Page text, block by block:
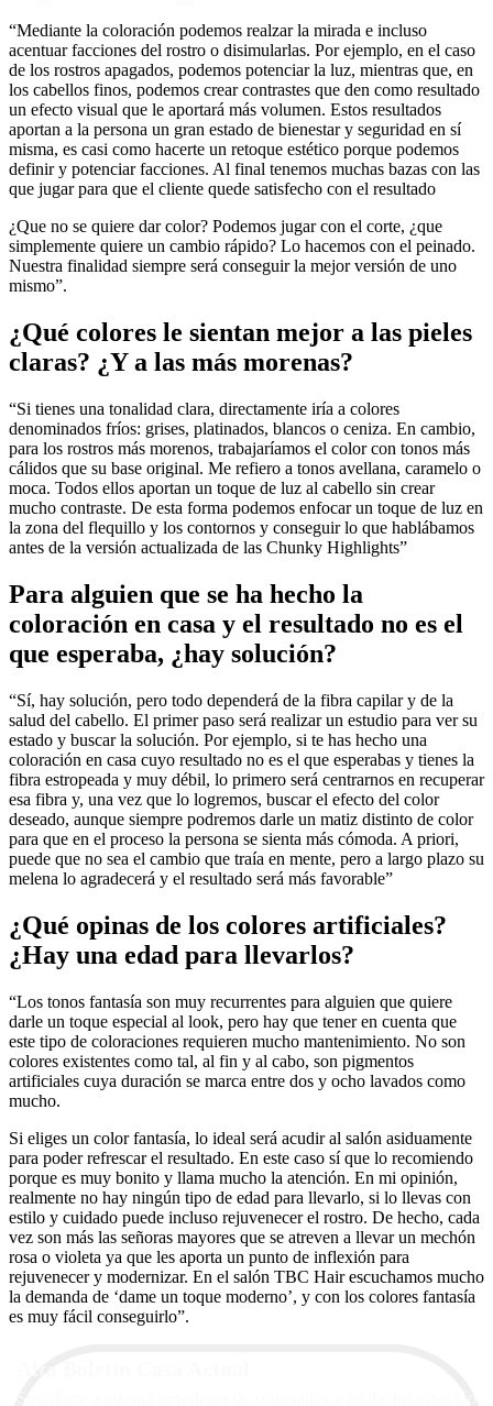
“Mediante la coloración podemos realzar la mirada e incluso
acentuar facciones del rostro o disimularlas. Por ejemplo, en el caso
de los rostros apagados, podemos potenciar la luz, mientras que, en
los cabellos finos, podemos crear contrastes que den como resultado
un efecto visual que le aportará más volumen. Estos resultados
aportan a la persona un gran estado de bienestar y seguridad en sí
misma, es casi como hacerte un retoque estético porque podemos
definir y potenciar facciones. Al final tenemos muchas bazas con las
que jugar para que el cliente quede satisfecho con el resultado
¿Que no se quiere dar color? Podemos jugar con el corte, ¿que
simplemente quiere un cambio rápido? Lo hacemos con el peinado.
Nuestra finalidad siempre será conseguir la mejor versión de uno
mismo”.
¿Qué colores le sientan mejor a las pieles
claras? ¿Y a las más morenas?
“Si tienes una tonalidad clara, directamente iría a colores
denominados fríos: grises, platinados, blancos o ceniza. En cambio,
para los rostros más morenos, trabajaríamos el color con tonos más
cálidos que su base original. Me refiero a tonos avellana, caramelo o
moca. Todos ellos aportan un toque de luz al cabello sin crear
mucho contraste. De esta forma podemos enfocar un toque de luz en
la zona del flequillo y los contornos y conseguir lo que hablábamos
antes de la versión actualizada de las Chunky Highlights”
Para alguien que se ha hecho la
coloración en casa y el resultado no es el
que esperaba, ¿hay solución?
“Sí, hay solución, pero todo dependerá de la fibra capilar y de la
salud del cabello. El primer paso será realizar un estudio para ver su
estado y buscar la solución. Por ejemplo, si te has hecho una
coloración en casa cuyo resultado no es el que esperabas y tienes la
fibra estropeada y muy débil, lo primero será centrarnos en recuperar
esa fibra y, una vez que lo logremos, buscar el efecto del color
deseado, aunque siempre podremos darle un matiz distinto de color
para que en el proceso la persona se sienta más cómoda. A priori,
puede que no sea el cambio que traía en mente, pero a largo plazo su
melena lo agradecerá y el resultado será más favorable”
¿Qué opinas de los colores artificiales?
¿Hay una edad para llevarlos?
“Los tonos fantasía son muy recurrentes para alguien que quiere
darle un toque especial al look, pero hay que tener en cuenta que
este tipo de coloraciones requieren mucho mantenimiento. No son
colores existentes como tal, al fin y al cabo, son pigmentos
artificiales cuya duración se marca entre dos y ocho lavados como
mucho.
Si eliges un color fantasía, lo ideal será acudir al salón asiduamente
para poder refrescar el resultado. En este caso sí que lo recomiendo
porque es muy bonito y llama mucho la atención. En mi opinión,
realmente no hay ningún tipo de edad para llevarlo, si lo llevas con
estilo y cuidado puede incluso rejuvenecer el rostro. De hecho, cada
vez son más las señoras mayores que se atreven a llevar un mechón
rosa o violeta ya que les aporta un punto de inflexión para
rejuvenecer y modernizar. En el salón TBC Hair escuchamos mucho
la demanda de ‘dame un toque moderno’, y con los colores fantasía
es muy fácil conseguirlo”.